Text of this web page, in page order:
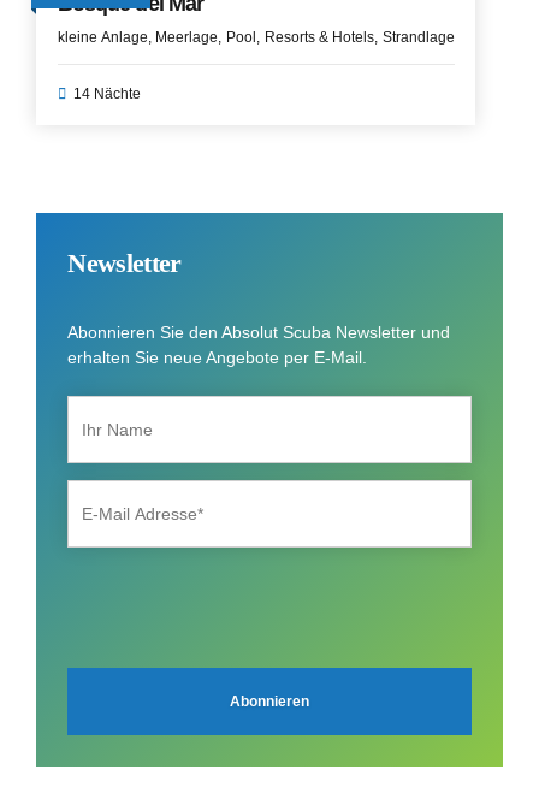
kleine Anlage Meerlage Pool Resorts & Hotels Strandlage
14 Nächte
Newsletter
Abonnieren Sie den Absolut Scuba Newsletter und
erhalten Sie neue Angebote per E-Mail.